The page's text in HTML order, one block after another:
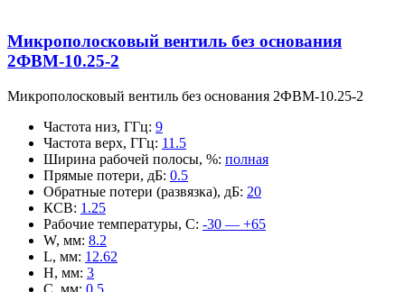
Микрополосковый вентиль без основания
2ФВМ-10.25-2
Микрополосковый вентиль без основания 2ФВМ-10.25-2
Частота низ, ГГц: 9
Частота верх, ГГц: 11.5
Ширина рабочей полосы, %: полная
Прямые потери, дБ: 0.5
Обратные потери (развязка), дБ: 20
КСВ: 1.25
Рабочие температуры, С: -30 — +65
W, мм: 8.2
L, мм: 12.62
H, мм: 3